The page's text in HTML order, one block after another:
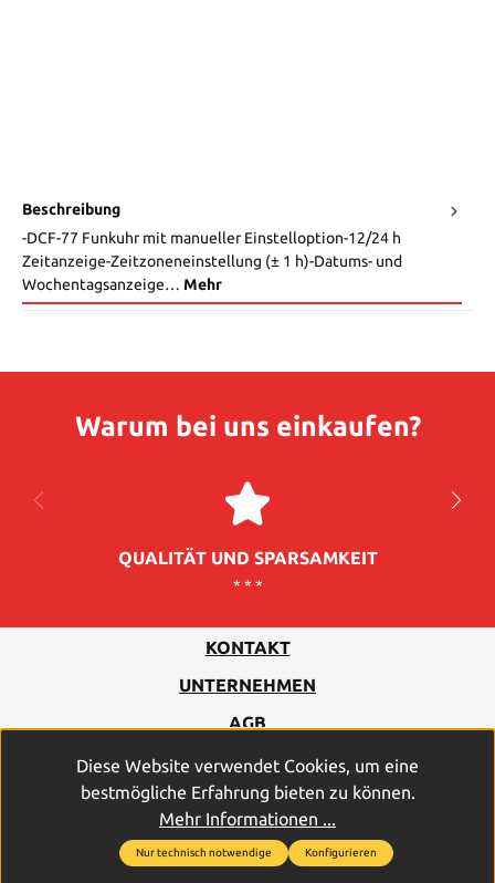
Beschreibung
-DCF-77 Funkuhr mit manueller Einstelloption-12/24 h
Zeitanzeige-Zeitzoneneinstellung (± 1 h)-Datums- und
Wochentagsanzeige… Mehr
Warum bei uns einkaufen?
QUALITÄT UND SPARSAMKEIT
* * *
KONTAKT
UNTERNEHMEN
AGB
DATENSCHUTZ
IMPRESSUM
© PROFICELL Batterien GmbH & Co. Vertriebs-KG
Diese Website verwendet Cookies, um eine
bestmögliche Erfahrung bieten zu können.
Mehr Informationen ...
Nur technisch notwendige Konfigurieren